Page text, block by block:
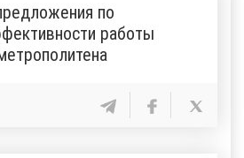
по
работы